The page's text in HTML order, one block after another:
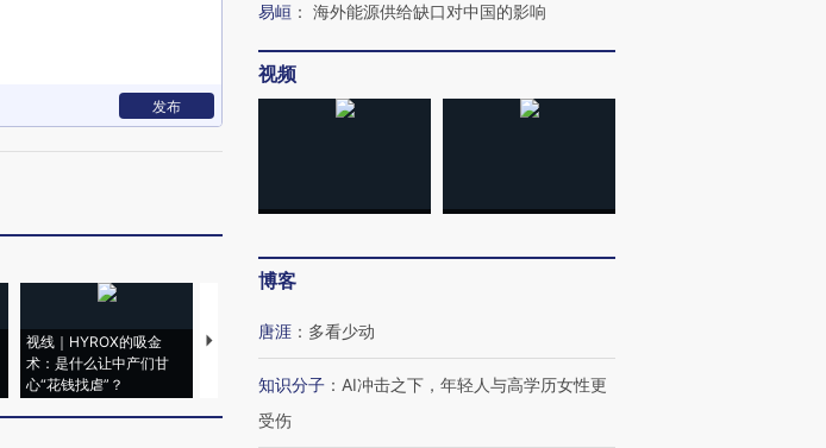
发布
视线｜HYROX的吸金
术：是什么让中产们甘
心“花钱找虐”？
马航飞行员跨国走私7万
粒摇头丸 尿检体内含3种
度Z世代 用街头抗争将教
育部长拱下台
机”？难民潮撕裂西班牙
飞地休达
易峘 ： 海外能源供给缺口对中国的影响
视频
博客
唐涯 ： 多看少动
知识分子 ： AI冲击之下，年轻人与高学历女性更
受伤